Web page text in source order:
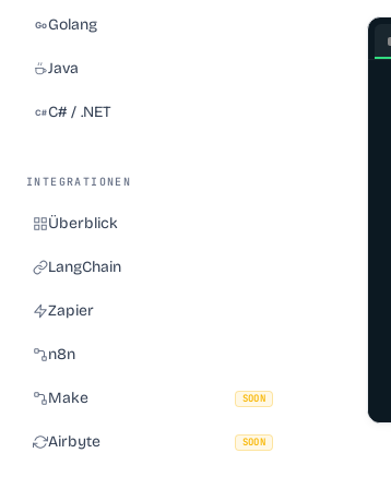
Golang
Java
C# / .NET
INTEGRATIONEN
Überblick
LangChain
Zapier
n8n
Make SOON
Airbyte SOON